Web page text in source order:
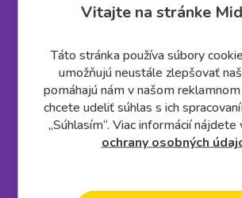
Vitajte na stránke
Táto stránka používa súbory
umožňujú neustále zlepšovať
pomáhajú nám v našom
chcete udeliť súhlas s ich
„Súhlasím“. Viac informácií nájdete
ochrany osobných